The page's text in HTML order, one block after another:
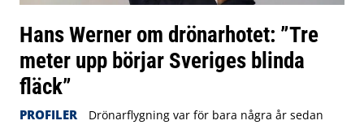
Hans Werner om drönarhotet: ”Tre
meter upp börjar Sveriges blinda
fläck”
PROFILER
Drönarflygning var för bara några år sedan